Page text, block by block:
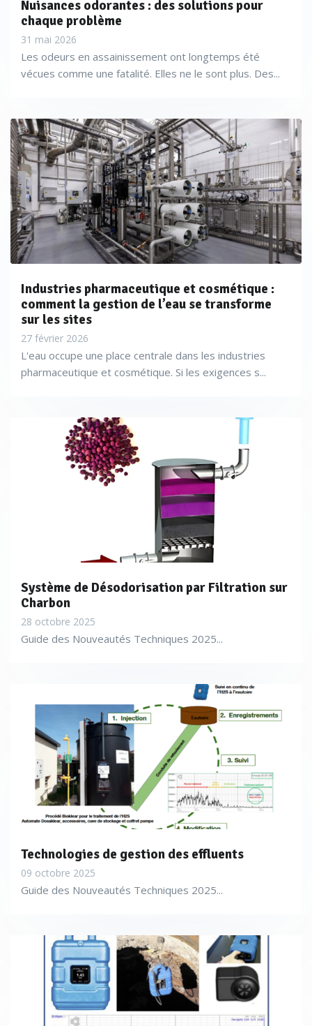
Nuisances odorantes : des solutions pour
chaque problème
31 mai 2026
Les odeurs en assainissement ont longtemps été
vécues comme une fatalité. Elles ne le sont plus. Des...
Industries pharmaceutique et cosmétique :
comment la gestion de l’eau se transforme
sur les sites
27 février 2026
L'eau occupe une place centrale dans les industries
pharmaceutique et cosmétique. Si les exigences s...
Système de Désodorisation par Filtration sur
Charbon
28 octobre 2025
Guide des Nouveautés Techniques 2025...
Technologies de gestion des effluents
09 octobre 2025
Guide des Nouveautés Techniques 2025...